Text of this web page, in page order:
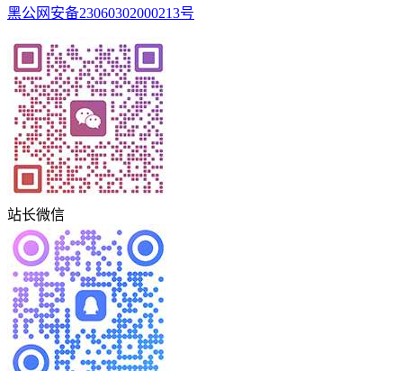
黑公网安备23060302000213号
站长微信